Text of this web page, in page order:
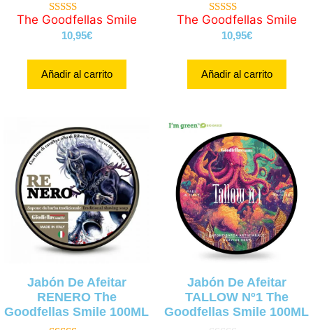
4.75
de 5
The Goodfellas Smile
10,95€
Añadir al carrito
4.79
de 5
The Goodfellas Smile
10,95€
Añadir al carrito
Jabón De Afeitar
RENERO The
Goodfellas Smile 100ML
Jabón De Afeitar
TALLOW Nº1 The
Goodfellas Smile 100ML